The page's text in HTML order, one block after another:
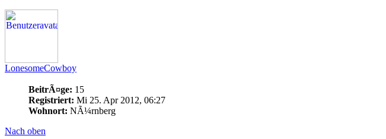
LonesomeCowboy
BeitrÃ¤ge: 15
Registriert: Mi 25. Apr 2012, 06:27
Wohnort: NÃ¼rnberg
Nach oben